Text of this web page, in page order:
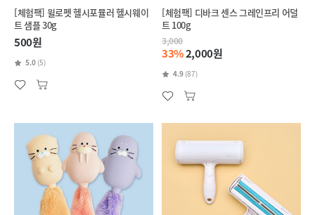
[체험팩] 윌로펫 헬시포뮬러 헬시웨이
트 샘플 30g
500원
5.0 (5)
[체험팩] 디바크 센스 그레인프리 어덜
트 100g
3,000
33%2,000원
4.9 (87)